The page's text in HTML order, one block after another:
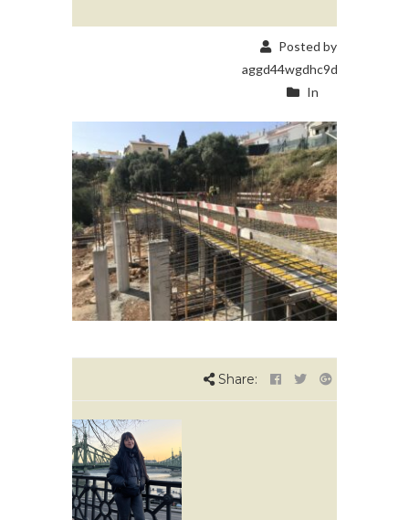
Posted by
aggd44wgdhc9d
In
Share: